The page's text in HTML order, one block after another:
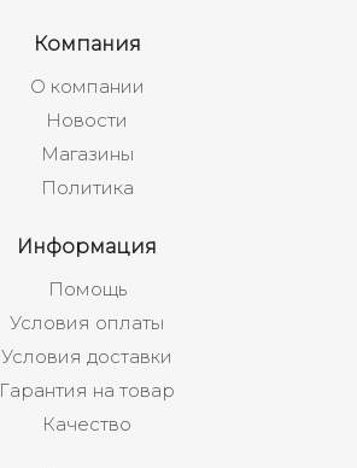
Компания
О компании
Новости
Магазины
Политика
Информация
Помощь
Условия оплаты
Условия доставки
Гарантия на товар
Качество